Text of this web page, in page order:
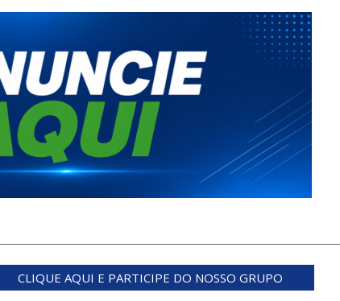
CLIQUE AQUI E PARTICIPE DO NOSSO GRUPO